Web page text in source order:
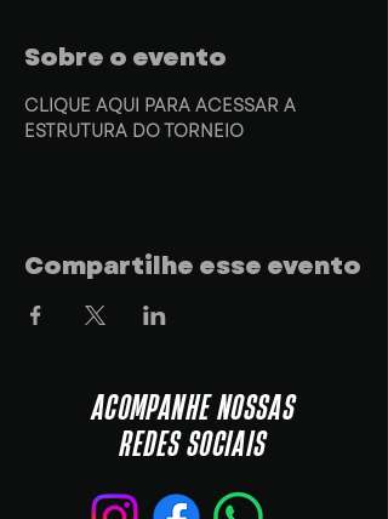
Sobre o evento
CLIQUE AQUI PARA ACESSAR A
ESTRUTURA DO TORNEIO
Compartilhe esse evento
ACOMPANHE NOSSAS
REDES SOCIAIS